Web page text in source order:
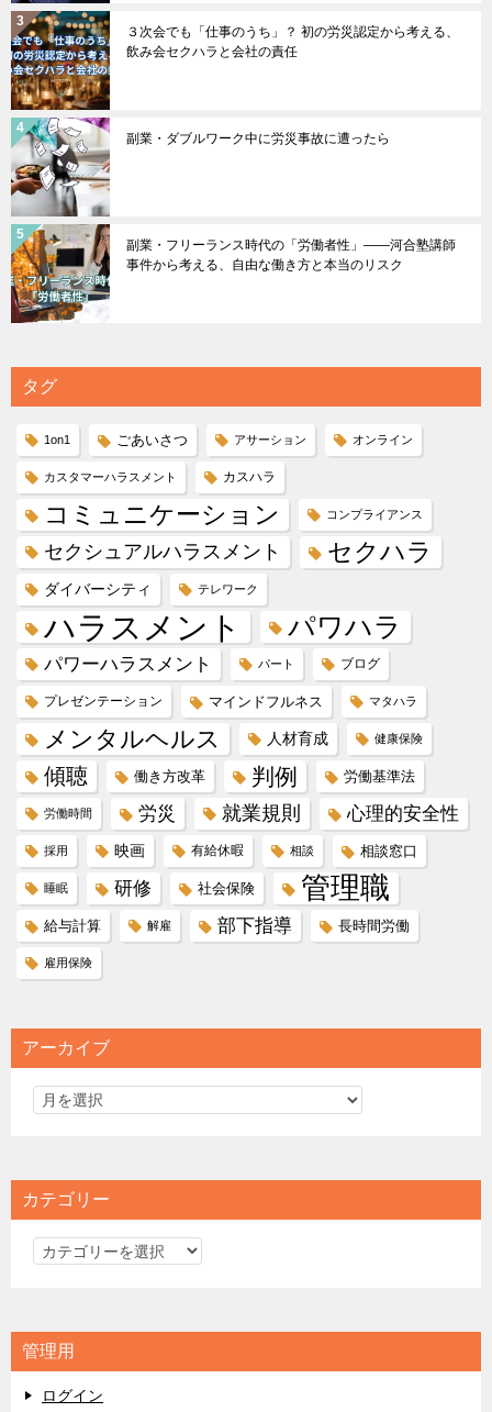
３次会でも「仕事のうち」？ 初の労災認定から考える、
飲み会セクハラと会社の責任
副業・ダブルワーク中に労災事故に遭ったら
副業・フリーランス時代の「労働者性」――河合塾講師
事件から考える、自由な働き方と本当のリスク
タグ
1on1 ごあいさつ アサーション オンライン
カスタマーハラスメント カスハラ
コミュニケーション コンプライアンス
セクシュアルハラスメント セクハラ
ダイバーシティ テレワーク
ハラスメント パワハラ
パワーハラスメント パート ブログ
プレゼンテーション マインドフルネス マタハラ
メンタルヘルス 人材育成 健康保険
傾聴 働き方改革 判例 労働基準法
労働時間 労災 就業規則 心理的安全性
採用 映画 有給休暇 相談 相談窓口
睡眠 研修 社会保険 管理職
給与計算 解雇 部下指導 長時間労働
雇用保険
アーカイブ
カテゴリー
カ
リ
ー
管理用
ログイン